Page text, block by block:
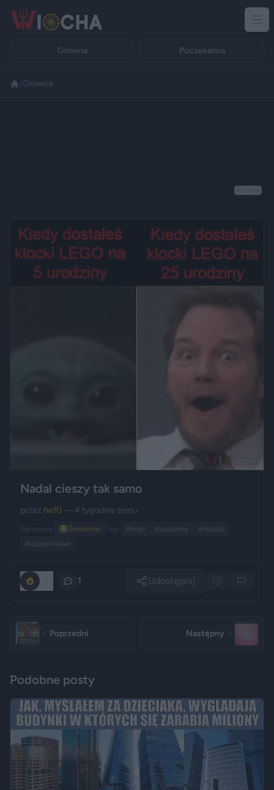
Główna Poczekalnia
Główna
Nadal cieszy tak samo
przez hef0 — 4 tygodnie temu
Kategoria: 😂Śmieszne Tagi: #lego #urodziny
#radość
#dzieciństwo
1 Udostępnij
Poprzedni Następny
Podobne posty